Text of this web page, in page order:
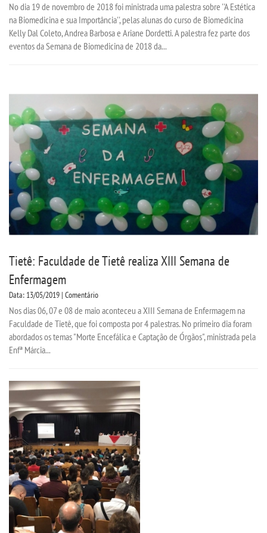
REPOSITÓRIO
APOIO AO DISCENTE
INFORMÁTICA
INFRAESTRUTURA
MANUAIS
REGIMENTO GERAL
REGULAMENTOS
WEBMAIL
PORTAL DE ALUNOS
PORTAL DE PROFESSORES/ACADÊMICO
UNIESP
No dia 19 de novembro de 2018 foi ministrada uma palestra sobre ''A Estética
na Biomedicina e sua Importância'', pelas alunas do curso de Biomedicina
Kelly Dal Coleto, Andrea Barbosa e Ariane Dordetti. A palestra fez parte dos
eventos da Semana de Biomedicina de 2018 da...
Tietê: Faculdade de Tietê realiza XIII Semana de
Enfermagem
Data: 13/05/2019 | Comentário
Nos dias 06, 07 e 08 de maio aconteceu a XIII Semana de Enfermagem na
Faculdade de Tietê, que foi composta por 4 palestras. No primeiro dia foram
abordados os temas "Morte Encefálica e Captação de Órgãos", ministrada pela
Enfª Márcia...